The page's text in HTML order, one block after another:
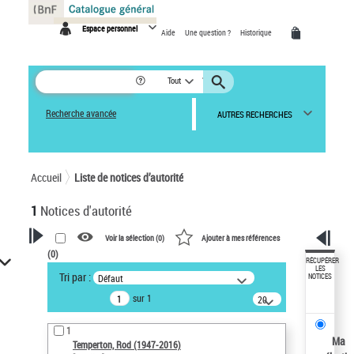
Espace personnel Aide Une question ? Historique
Tout
Recherche avancée AUTRES RECHERCHES
Accueil Liste de notices d’autorité
1 Notices d'autorité
VOTRE RECHERCHE
Recherche avancée dans les
notices d’autorité
Œuvres liées à l'auteur :
Temperton, Rod (1947-2016)
Voir la sélection (0) Ajouter à mes références
(0)
Tri par : Défaut
sur 1
20
résultats/page
1
Temperton, Rod (1947-2016)
RÉCUPÉRER
LES
NOTICES
Ma
Panneau de gestion des cookies